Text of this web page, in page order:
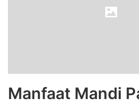
Manfaat Mandi